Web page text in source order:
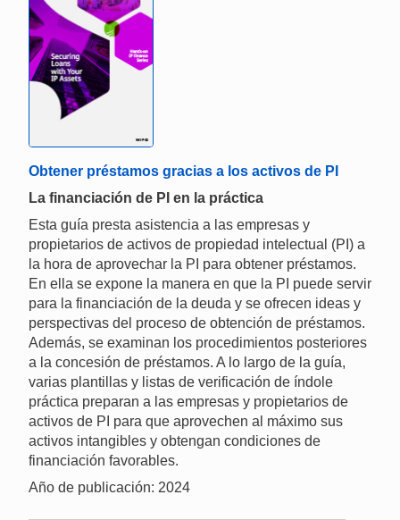
Obtener préstamos gracias a los activos de PI
La financiación de PI en la práctica
Esta guía presta asistencia a las empresas y
propietarios de activos de propiedad intelectual (PI) a
la hora de aprovechar la PI para obtener préstamos.
En ella se expone la manera en que la PI puede servir
para la financiación de la deuda y se ofrecen ideas y
perspectivas del proceso de obtención de préstamos.
Además, se examinan los procedimientos posteriores
a la concesión de préstamos. A lo largo de la guía,
varias plantillas y listas de verificación de índole
práctica preparan a las empresas y propietarios de
activos de PI para que aprovechen al máximo sus
activos intangibles y obtengan condiciones de
financiación favorables.
Año de publicación: 2024